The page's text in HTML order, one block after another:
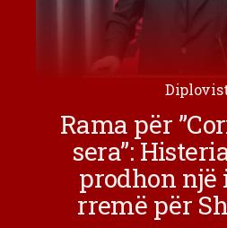
Rama për
sera”:
prodhon një
rremë për